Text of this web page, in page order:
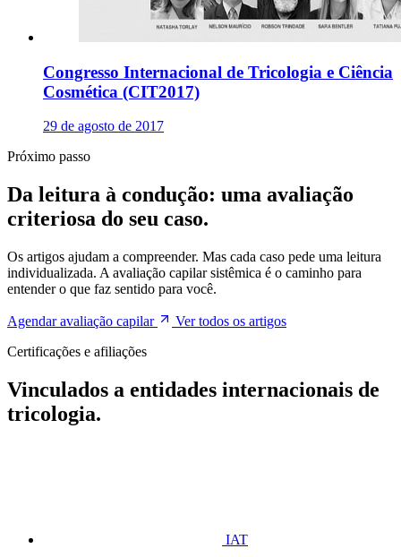
Congresso Internacional de Tricologia e Ciência
Cosmética (CIT2017)
29 de agosto de 2017
Próximo passo
Da leitura à condução: uma avaliação
criteriosa do seu caso.
Os artigos ajudam a compreender. Mas cada caso pede uma leitura
individualizada. A avaliação capilar sistêmica é o caminho para
entender o que faz sentido para você.
Agendar avaliação capilar
Ver todos os artigos
Certificações e afiliações
Vinculados a entidades internacionais de
tricologia.
IAT